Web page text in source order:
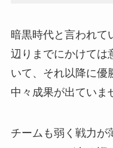
暗黒時代と言われて
辺りまでにかけては
いて、それ以降に優
中々成果が出ていま
チームも弱く戦力が